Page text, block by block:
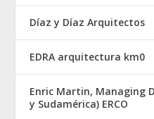
Díaz y Díaz Arquitectos
EDRA arquitectura km0
Enric Martin, Managing
y Sudamérica) ERCO